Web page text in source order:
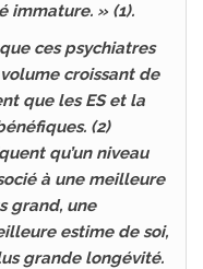
immature. » (1).
ces psychiatres
croissant de
que les ES et la
(2)
qu’un niveau
à une meilleure
grand, une
estime de soi,
grande longévité.